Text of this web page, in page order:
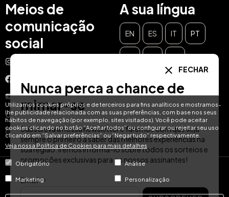
Utilizamos cookies próprios e de terceiros para fins analíticos e mostramos-
lhe publicidade relacionada com as suas preferências, com base nos seus
hábitos de navegação (por exemplo, sites visitados). Você pode aceitar
cookies clicando no botão “Aceitar todos” ou configurar ou rejeitar seu uso
clicando em “Salvar preferências” ou “Negar tudo” respectivamente.
Veja nossa Política de Cookies para mais detalhes
Obrigatório Análise
Marketing Personalização
Meios de
comunicação
social
YouTube
TikTok
LinkedIn
A sua língua
EN ES IT PT
© Hotel Treats 2026
FECHAR
Nunca perca a chance de
mimar-se
Subscreva a nossa newsletter e faremos com que seja
sempre o primeiro a saber das melhores experiências na
sua região. Iremos informá-lo sobre todos os sorteios e
promoções exclusivas para os nossos assinantes!
Email